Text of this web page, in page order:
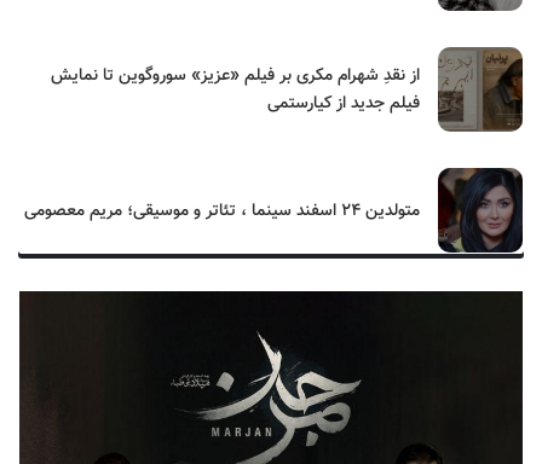
از نقدِ شهرام مکری بر فیلم «عزیز» سوروگوین تا نمایش
فیلم جدید از کیارستمی
متولدین ۲۴ اسفند سینما ، تئاتر و موسیقی؛ مریم معصومی